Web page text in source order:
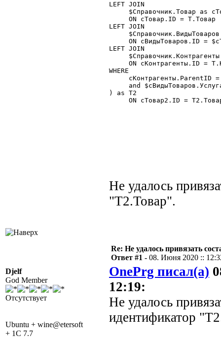
LEFT JOIN
$Справочник.Товар as
ON сТовар.ID = Т.Товар
LEFT JOIN
$Справочник.ВидыТоваров
ON cВидыТоваров.ID =
LEFT JOIN
$Справочник.Контрагенты
ON cКонтрагенты.ID =
WHERE
cКонтрагенты.ParentID =
and
) as T2
ON сТовар2.ID =
Не удалось
"Т2.Товар".
Djelf
God Member
Отсутствует
Ubuntu + wine@etersoft
+ 1C 7.7
Re: Не удалось привязать
Ответ #1 - 08. Июня 2020 ::
OnePrg писал(а)
12:19:
Не удалось
идентификатор